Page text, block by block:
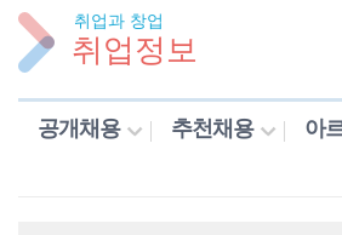
취업과 창업
취업정보
공개채용 추천채용 아